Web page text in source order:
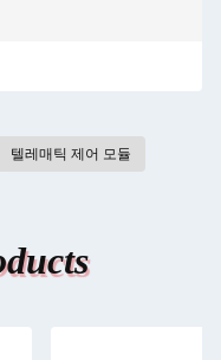
텔레매틱 제어 모듈